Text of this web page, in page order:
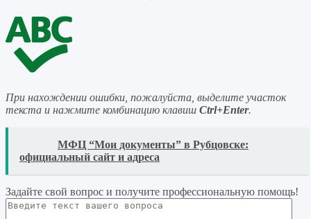
При нахождении ошибки, пожалуйста, выделите участок
текста и нажмите комбинацию клавиш Ctrl+Enter.
МФЦ “Мои документы” в Рубцовске:
официальный сайт и адреса
Задайте свой вопрос и получите профессиональную помощь!